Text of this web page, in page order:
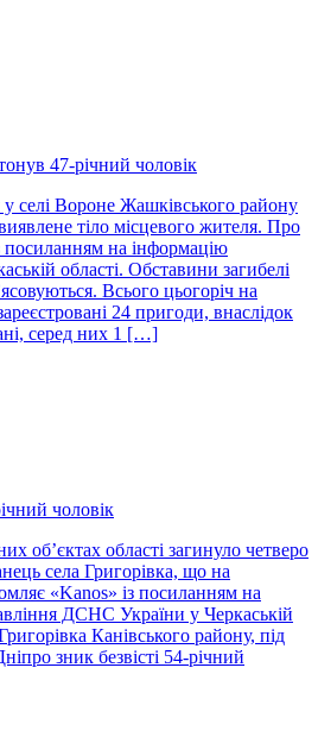
47-річний чоловік
селі Вороне Жашківського району
тіло місцевого жителя. Про
посиланням на інформацію
області. Обставини загибелі
Всього цьогоріч на
24 пригоди, внаслідок
серед них 1 […]
чоловік
об’єктах області загинуло четверо
села Григорівка, що на
«Kanos» із посиланням на
ДСНС України у Черкаській
Канівського району, під
зник безвісті 54-річний